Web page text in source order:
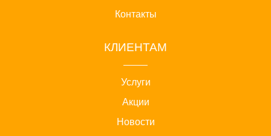
Контакты
КЛИЕНТАМ
Услуги
Акции
Новости